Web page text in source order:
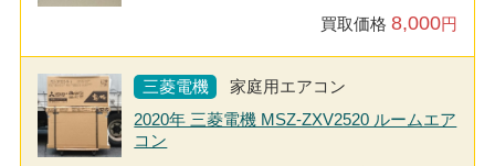
買取価格8,000円
三菱電機
家庭用エアコン
2020年 三菱電機 MSZ-ZXV2520 ルームエア
コン